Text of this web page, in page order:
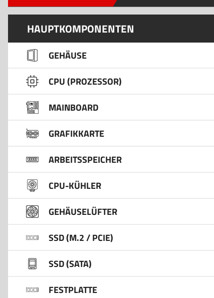
HAUPTKOMPONENTEN
GEHÄUSE
CPU (PROZESSOR)
MAINBOARD
GRAFIKKARTE
ARBEITSSPEICHER
CPU-KÜHLER
GEHÄUSELÜFTER
SSD (M.2 / PCIE)
SSD (SATA)
FESTPLATTE